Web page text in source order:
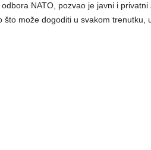
NATO, pozvao je javni i
može dogoditi u svakom trenutku,